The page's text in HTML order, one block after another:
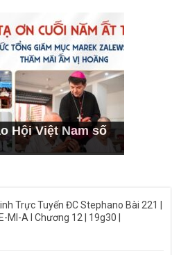
Hội Việt Nam số
Trực Tuyến ĐC Stephano Bài 221 |
MI-A I Chương 12 | 19g30 |